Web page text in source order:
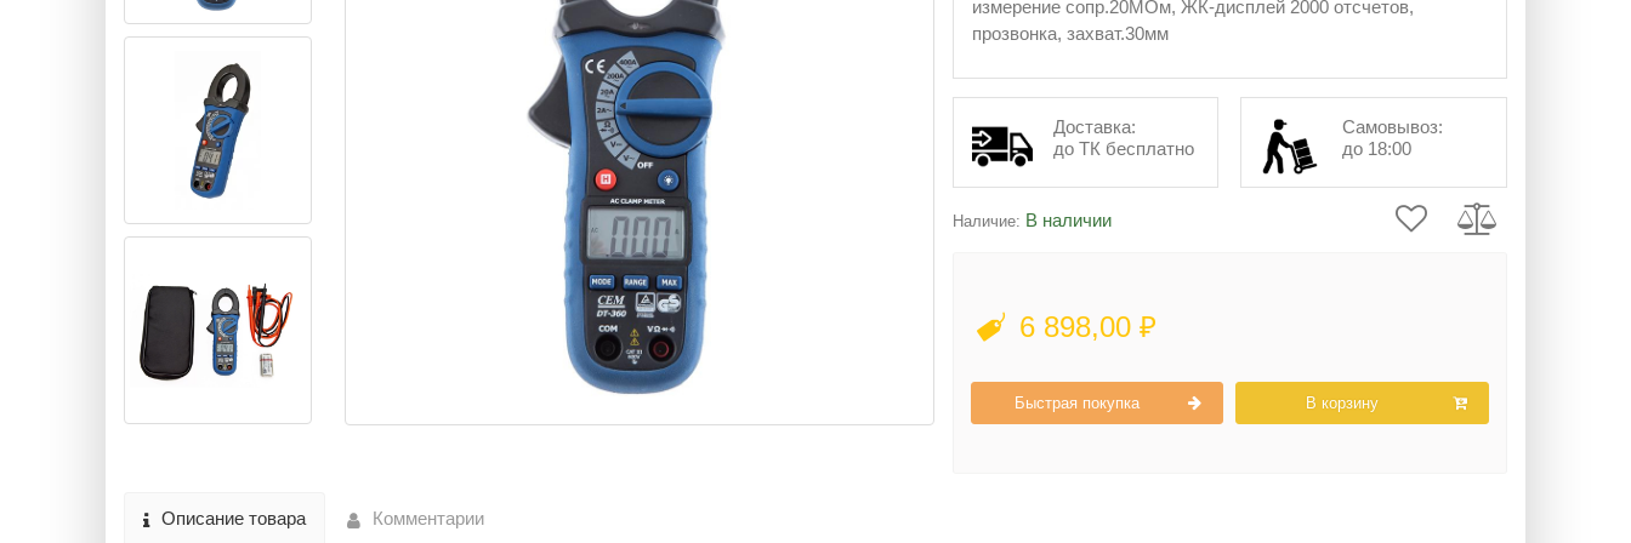
измерение сопр.20МОм, ЖК-дисплей 2000 отсчетов,
прозвонка, захват.30мм
Доставка:
до ТК бесплатно
Самовывоз:
до 18:00
Наличие: В наличии
6 898,00 ₽
Быстрая покупка В корзину
Описание товара Комментарии